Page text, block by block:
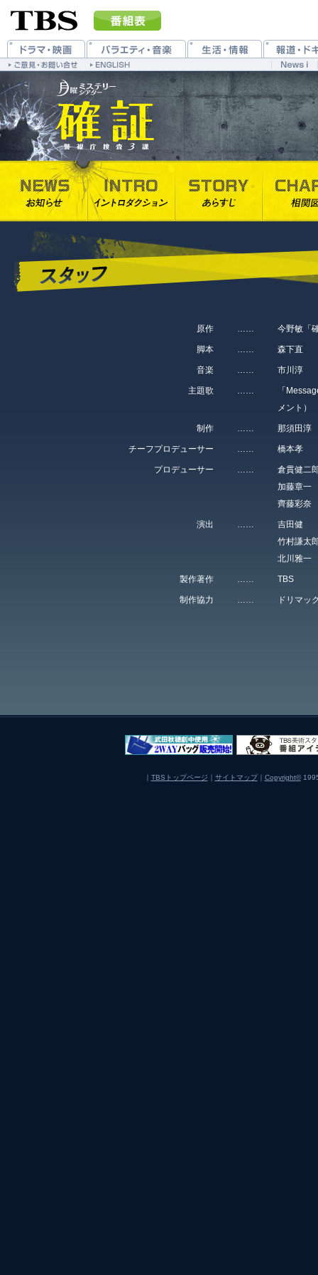
原作 …… 今野敏「
脚本 …… 森下直
音楽 …… 市川淳
主題歌 ……
「
メント）
制作 …… 那須田淳
チーフプロデューサー …… 橋本孝
プロデューサー ……
倉貫健二
加藤章一
齊藤彩奈
演出 ……
吉田健
竹村謙太
北川雅一
製作著作 …… TBS
制作協力 …… ドリマッ
TBSトップページ サイトマップ｜ Copyright©